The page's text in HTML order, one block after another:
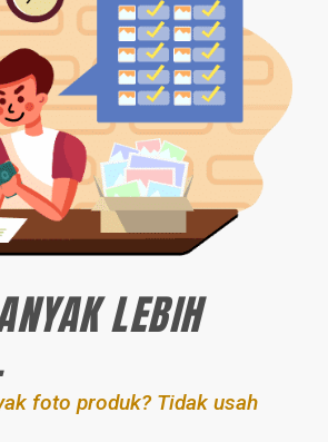
LEBIH
foto produk? Tidak usah